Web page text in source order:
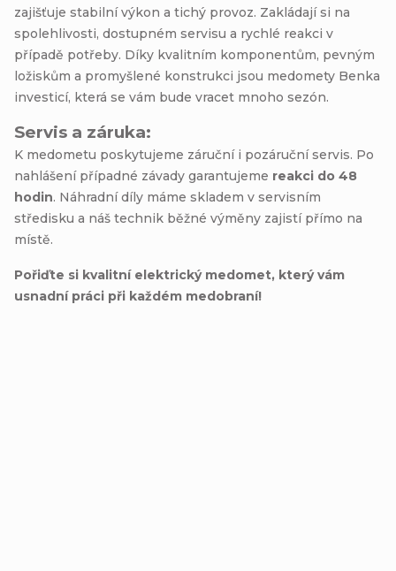
zajišťuje stabilní výkon a tichý provoz. Zakládají si na
spolehlivosti, dostupném servisu a rychlé reakci v
případě potřeby. Díky kvalitním komponentům, pevným
ložiskům a promyšlené konstrukci jsou medomety Benka
investicí, která se vám bude vracet mnoho sezón.
Servis a záruka:
K medometu poskytujeme záruční i pozáruční servis. Po
nahlášení případné závady garantujeme reakci do 48
hodin. Náhradní díly máme skladem v servisním
středisku a náš technik běžné výměny zajistí přímo na
místě.
Pořiďte si kvalitní elektrický medomet, který vám
usnadní práci při každém medobraní!